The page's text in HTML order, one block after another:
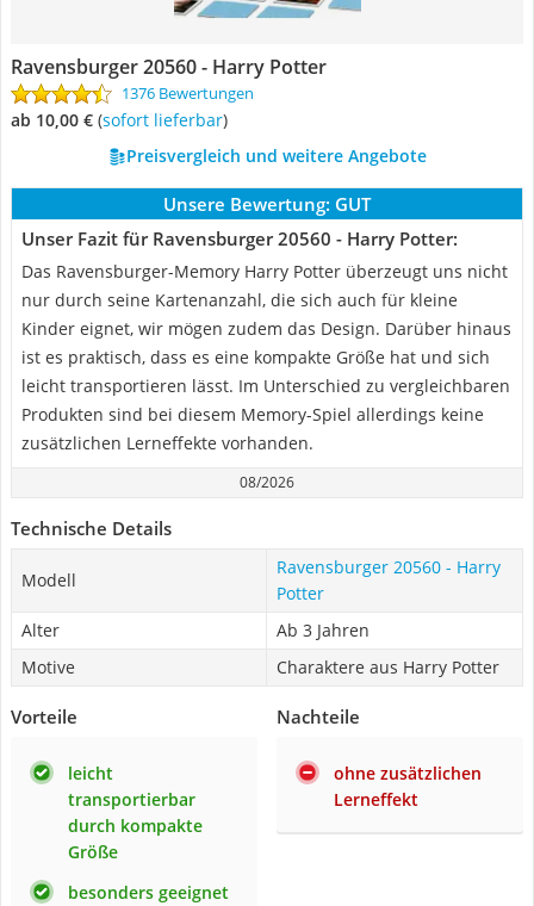
Ravensburger 20560 - Harry Potter
1376 Bewertungen
ab 10,00 € ( Sofort lieferbar)
Preisvergleich und weitere Angebote
Unsere Bewertung: GUT
Unser Fazit für Ravensburger 20560 - Harry Potter:
Das Ravensburger-Memory Harry Potter überzeugt uns nicht
nur durch seine Kartenanzahl, die sich auch für kleine
Kinder eignet, wir mögen zudem das Design. Darüber hinaus
ist es praktisch, dass es eine kompakte Größe hat und sich
leicht transportieren lässt. Im Unterschied zu vergleichbaren
Produkten sind bei diesem Memory-Spiel allerdings keine
zusätzlichen Lerneffekte vorhanden.
08/2026
Technische Details
Modell
Ravensburger 20560 - Harry
Potter
Alter
Ab 3 Jahren
Motive
Charaktere aus Harry Potter
Vorteile
leicht
transportierbar
durch kompakte
Größe
besonders geeignet
Nachteile
ohne zusätzlichen
Lerneffekt